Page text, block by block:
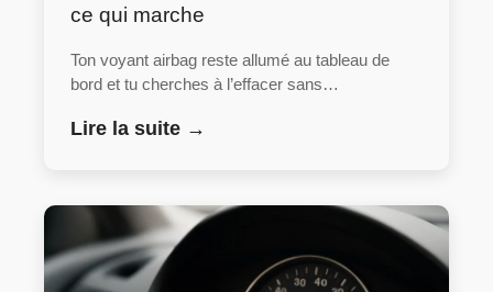
ce qui marche
Ton voyant airbag reste allumé au tableau de
bord et tu cherches à l’effacer sans…
Lire la suite →